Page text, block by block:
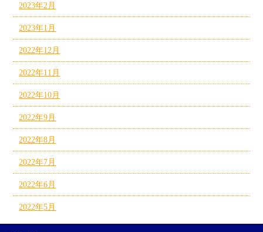
2023年2月
2023年1月
2022年12月
2022年11月
2022年10月
2022年9月
2022年8月
2022年7月
2022年6月
2022年5月